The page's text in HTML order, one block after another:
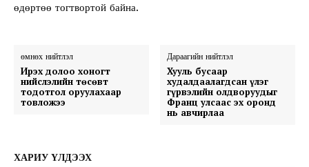
өдөртөө тогтвортой байна.
өмнөх нийтлэл
Ирэх долоо хоногт
нийслэлийн төсөвт
тодотгол оруулахаар
товложээ
Дараагийн нийтлэл
Хууль бусаар
худалдаалагдсан үлэг
гүрвэлийн олдворуудыг
Франц улсаас эх оронд
нь авчирлаа
ХАРИУ ҮЛДЭЭХ